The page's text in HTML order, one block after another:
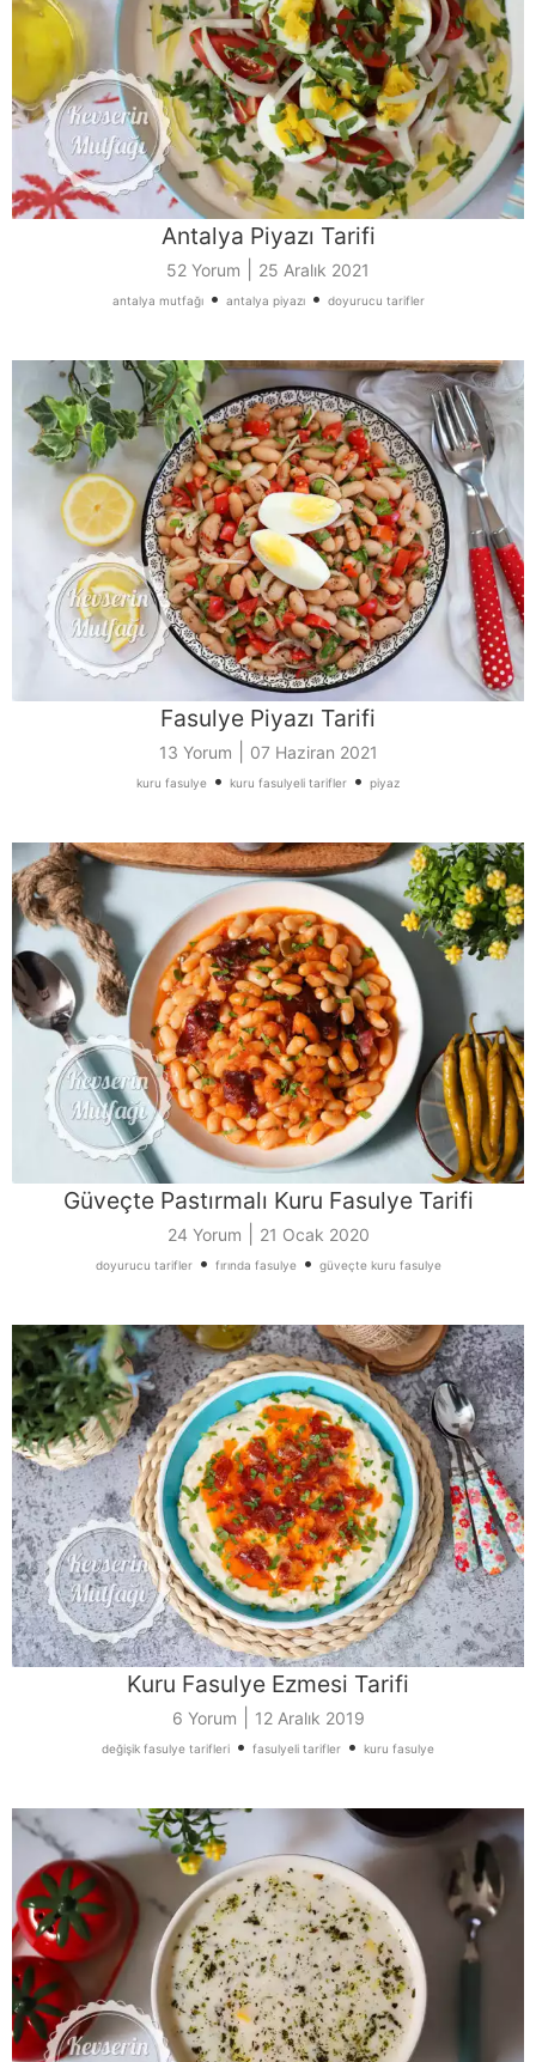
Antalya Piyazı Tarifi
52 Yorum 25 Aralık 2021
antalya mutfağı• antalya piyazı• doyurucu tarifler
Fasulye Piyazı Tarifi
13 Yorum 07 Haziran 2021
kuru fasulye • kuru fasulyeli tarifler • piyaz
Güveçte Pastırmalı Kuru Fasulye Tarifi
24 Yorum 21 Ocak 2020
doyurucu tarifler• fırında fasulye• güveçte kuru fasulye
Kuru Fasulye Ezmesi Tarifi
6 Yorum 12 Aralık 2019
değişik fasulye tarifleri • fasulyeli tarifler • kuru fasulye